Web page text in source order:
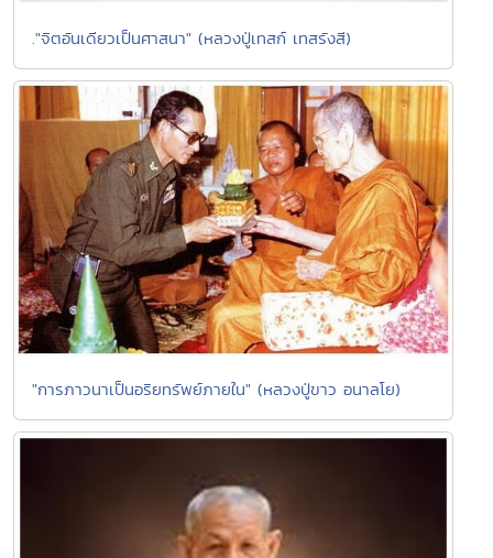
."จิตอันเดียวเป็นศาสนา" (หลวงปู่เทสก์ เทสรังสี)
"การภาวนาเป็นอริยทรัพย์ภายใน" (หลวงปู่ขาว อนาลโย)